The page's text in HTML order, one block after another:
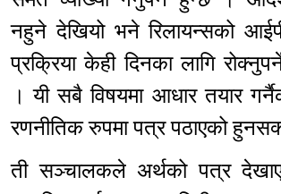
नहुने देखियो भने रिलायन्सको
प्रक्रिया केही दिनका लागि
। यी सबै विषयमा आधार तयार
रणनीतिक रुपमा पत्र पठाएको
ती सञ्चालकले अर्थको पत्र